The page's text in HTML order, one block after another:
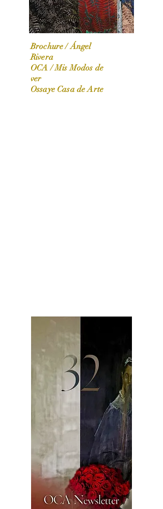
OCA|News 31 / Marzo-Abril / 2024
Brochure / Ángel
Rivera
OCA / Mis Modos de
ver
Ossaye Casa de Arte